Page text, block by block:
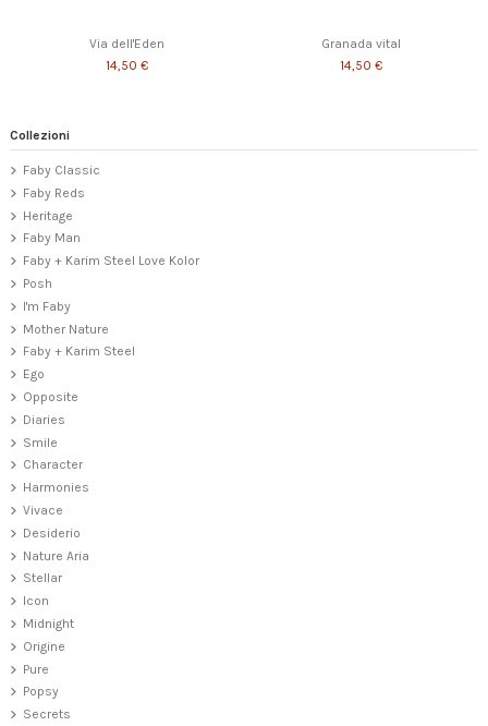
Via dell'Eden
14,50 €
Granada vital
14,50 €
Collezioni
Faby Classic
Faby Reds
Heritage
Faby Man
Faby + Karim Steel Love Kolor
Posh
I'm Faby
Mother Nature
Faby + Karim Steel
Ego
Opposite
Diaries
Smile
Character
Harmonies
Vivace
Desiderio
Nature Aria
Stellar
Icon
Midnight
Origine
Pure
Popsy
Secrets